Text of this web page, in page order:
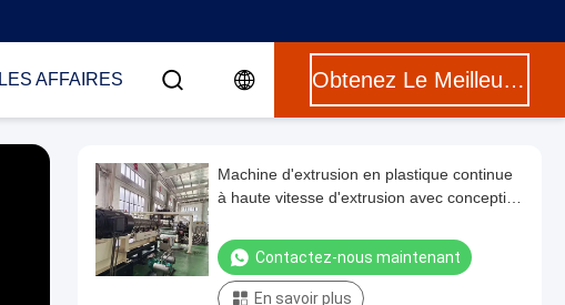
LES AFFAIRES Obtenez Le Meilleur Prix
Machine d'extrusion en plastique continue
à haute vitesse d'extrusion avec conception
Contactez-nous maintenant
En savoir plus